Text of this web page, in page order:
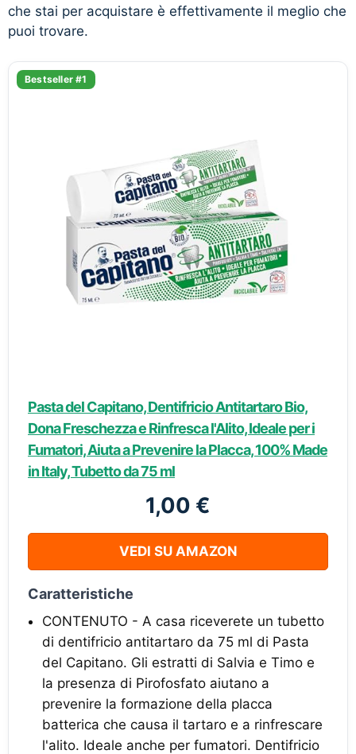
che stai per acquistare è effettivamente il meglio che
puoi trovare.
Bestseller #1
Pasta del Capitano, Dentifricio Antitartaro Bio,
Dona Freschezza e Rinfresca l'Alito, Ideale per i
Fumatori, Aiuta a Prevenire la Placca, 100% Made
in Italy, Tubetto da 75 ml
1,00 €
VEDI SU AMAZON
Caratteristiche
CONTENUTO - A casa riceverete un tubetto
di dentifricio antitartaro da 75 ml di Pasta
del Capitano. Gli estratti di Salvia e Timo e
la presenza di Pirofosfato aiutano a
prevenire la formazione della placca
batterica che causa il tartaro e a rinfrescare
l'alito. Ideale anche per fumatori. Dentifricio